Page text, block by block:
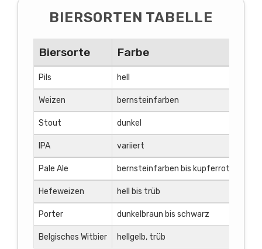
BIERSORTEN TABELLE
Biersorte Farbe
Pils hell
Weizen bernsteinfarben
Stout dunkel
IPA variiert
Pale Ale bernsteinfarben bis kupferrot
Hefeweizen hell bis trüb
Porter dunkelbraun bis schwarz
Belgisches Witbier hellgelb, trüb